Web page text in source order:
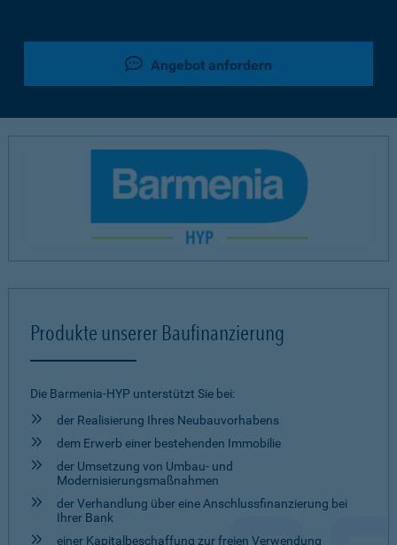
Angebot anfordern
Produkte unserer Baufinanzierung
Die Barmenia-HYP unterstützt Sie bei:
der Realisierung Ihres Neubauvorhabens
dem Erwerb einer bestehenden Immobilie
der Umsetzung von Umbau- und
Modernisierungsmaßnahmen
der Verhandlung über eine Anschlussfinanzierung bei
Ihrer Bank
einer Kapitalbeschaffung zur freien Verwendung